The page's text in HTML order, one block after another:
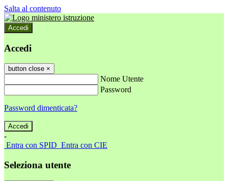
Salta al contenuto
Accedi
Accedi
button close ×
Nome Utente
Password
Password dimenticata?
-
Entra con SPID Entra con CIE
Seleziona utente